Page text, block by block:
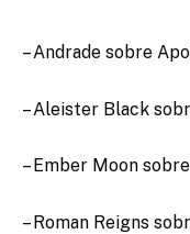
– Andrade sobre
– Aleister Black
– Ember Moon
– Roman Reigns